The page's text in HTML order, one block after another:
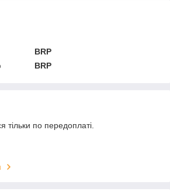
BRP
BRP
тільки по передоплаті.